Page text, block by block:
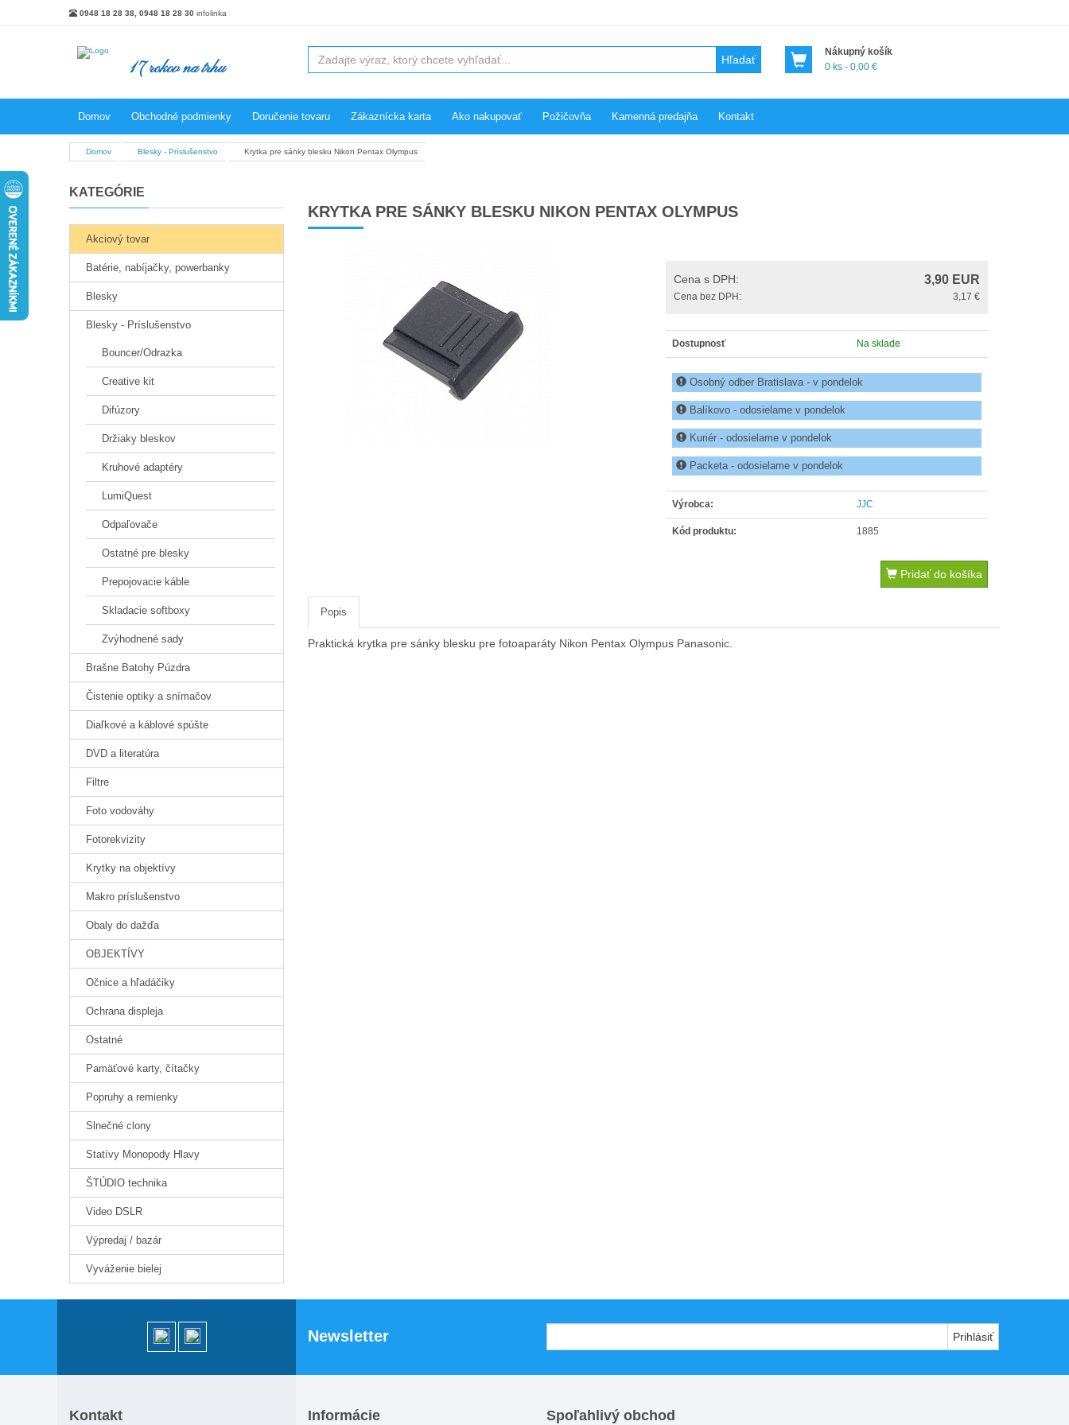
0948 18 28 38, 0948 18 28 30 infolinka
17 rokov na trhu Hľadať
Nákupný košík
0 ks - 0,00 €
Domov Obchodné podmienky Doručenie tovaru Zákaznícka karta Ako nakupovať Požičovňa Kamenná predajňa Kontakt
Domov Blesky - Príslušenstvo Krytka pre sánky blesku Nikon Pentax Olympus
KATEGÓRIE
Akciový tovar
Batérie, nabíjačky, powerbanky
Blesky
Blesky - Príslušenstvo
Bouncer/Odrazka
Creative kit
Difúzory
Držiaky bleskov
Kruhové adaptéry
LumiQuest
Odpaľovače
Ostatné pre blesky
Prepojovacie káble
Skladacie softboxy
Zvýhodnené sady
Brašne Batohy Púzdra
Čistenie optiky a snímačov
Diaľkové a káblové spúšte
DVD a literatúra
Filtre
Foto vodováhy
Fotorekvizity
Krytky na objektívy
Makro príslušenstvo
Obaly do dažďa
OBJEKTÍVY
Očnice a hľadáčiky
Ochrana displeja
Ostatné
Pamäťové karty, čítačky
Popruhy a remienky
Slnečné clony
Statívy Monopody Hlavy
ŠTÚDIO technika
Video DSLR
Výpredaj / bazár
Vyváženie bielej
KRYTKA PRE SÁNKY BLESKU NIKON PENTAX OLYMPUS
Cena s DPH: 3,90 EUR
Cena bez DPH: 3,17 €
Dostupnosť Na sklade
Osobný odber Bratislava - v pondelok
Balíkovo - odosielame v pondelok
Kuriér - odosielame v pondelok
Packeta - odosielame v pondelok
Výrobca: JJC
Kód produktu: 1885
Pridať do košíka
Popis
Praktická krytka pre sánky blesku pre fotoaparáty Nikon Pentax Olympus Panasonic.
Newsletter
Kontakt Informácie Spoľahlivý obchod